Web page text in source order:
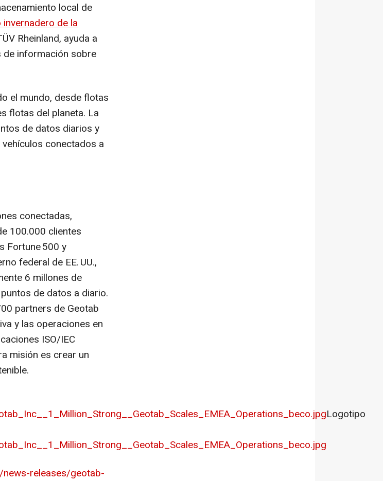
local de
de la
Rheinland, ayuda a
información sobre
el mundo, desde flotas
flotas del planeta. La
de datos diarios y
conectados a
conectadas,
100.000 clientes
Fortune 500 y
federal de EE. UU.,
6 millones de
de datos a diario.
partners de Geotab
y las operaciones en
ISO/IEC
misión es crear un
Logotipo
releases/geotab-